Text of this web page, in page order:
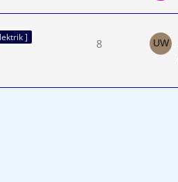
]
8